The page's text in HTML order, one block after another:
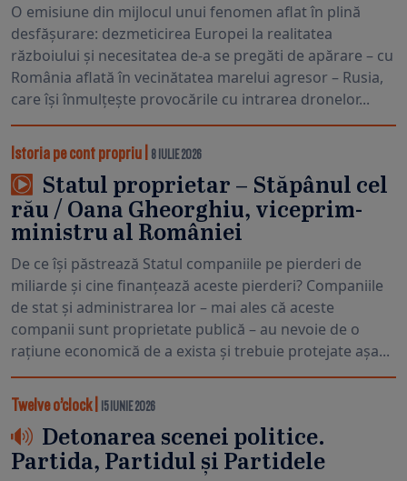
O emisiune din mijlocul unui fenomen aflat în plină
desfășurare: dezmeticirea Europei la realitatea
războiului și necesitatea de-a se pregăti de apărare – cu
România aflată în vecinătatea marelui agresor – Rusia,
care își înmulțește provocările cu intrarea dronelor...
Istoria pe cont propriu 8 IULIE 2026
Statul proprietar – Stăpânul cel
rău / Oana Gheorghiu, viceprim-
ministru al României
De ce își păstrează Statul companiile pe pierderi de
miliarde și cine finanțează aceste pierderi? Companiile
de stat și administrarea lor – mai ales că aceste
companii sunt proprietate publică – au nevoie de o
rațiune economică de a exista și trebuie protejate așa...
Twelve o’clock| 15 IUNIE 2026
Detonarea scenei politice.
Partida, Partidul și Partidele